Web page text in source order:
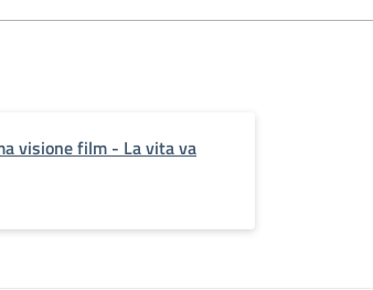
visione film - La vita va